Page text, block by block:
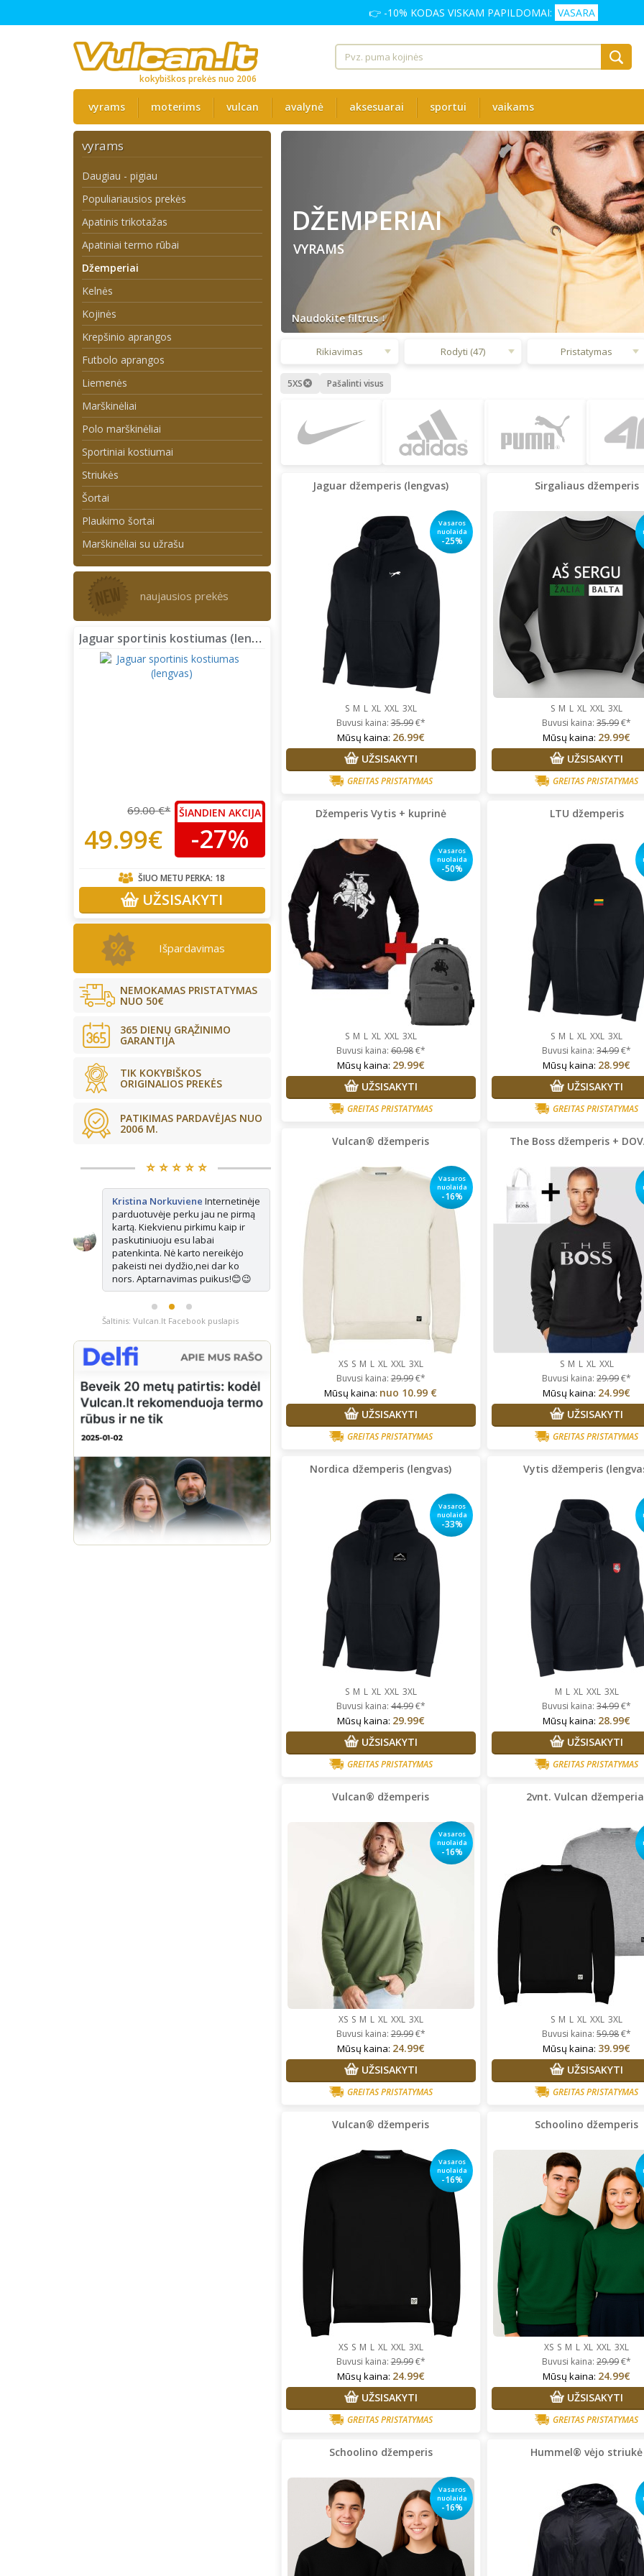
👉 -10% KODAS VISKAM PAPILDOMAI: VASARA
kokybiškos prekės nuo 2006
vyrams moterims vulcan avalynė aksesuarai sportui vaikams
vyrams
Daugiau - pigiau
Populiariausios prekės
Apatinis trikotažas
Apatiniai termo rūbai
Džemperiai
Kelnės
Kojinės
Krepšinio aprangos
Futbolo aprangos
Liemenės
Marškinėliai
Polo marškinėliai
Sportiniai kostiumai
Striukės
Šortai
Plaukimo šortai
Marškinėliai su užrašu
naujausios prekės
Jaguar sportinis kostiumas (lengvas)
69.00 €*
49.99€
ŠIANDIEN AKCIJA
-27%
ŠIUO METU PERKA: 18
UŽSISAKYTI
Išpardavimas
NEMOKAMAS PRISTATYMAS
NUO 50€
365 DIENŲ GRĄŽINIMO
GARANTIJA
TIK KOKYBIŠKOS
ORIGINALIOS PREKĖS
PATIKIMAS PARDAVĖJAS NUO
2006 M.
⭐️ ⭐️ ⭐️ ⭐️ ⭐️
Kristina Norkuviene Internetinėje
parduotuvėje perku jau ne pirmą
kartą. Kiekvienu pirkimu kaip ir
paskutiniuoju esu labai
patenkinta. Nė karto nereikėjo
pakeisti nei dydžio,nei dar ko
nors. Aptarnavimas puikus!😊😉
Jurgita Starkute Jasinskiene
aptarnavimas ,prekes kokybiskos
Vidija GuobaitėPrekės tikrai
kokybiškos, perku ne vienerius
metus. Tik su dydžiais vis
nepataikiau, bet visada paimu
pora dydžių, vietoje pasimatuoju
ir išsirenku kas labiausiai tinka.
Super!
Šaltinis: Vulcan.lt Facebook puslapis
Naudokite filtrus↓
DŽEMPERIAI
VYRAMS
Rikiavimas Rodyti (47) Pristatymas
5XS Pašalinti visus
Jaguar džemperis (lengvas)
Vasaros
nuolaida
-25%
S M L XL XXL 3XL
Buvusi kaina:35.99€*
Mūsų kaina: 26.99€
UŽSISAKYTI
GREITAS PRISTATYMAS
Sirgaliaus džemperis
S M L XL XXL 3XL
Buvusi kaina:35.99€*
Mūsų kaina: 29.99€
UŽSISAKYTI
GREITAS PRISTATYMAS
Džemperis Vytis + kuprinė
Vasaros
nuolaida
-50%
S M L XL XXL 3XL
Buvusi kaina:60.98€*
Mūsų kaina: 29.99€
UŽSISAKYTI
GREITAS PRISTATYMAS
LTU džemperis
S M L XL XXL 3XL
Buvusi kaina:34.99€*
Mūsų kaina: 28.99€
UŽSISAKYTI
GREITAS PRISTATYMAS
Vulcan® džemperis
Vasaros
nuolaida
-16%
XS S M L XL XXL 3XL
Buvusi kaina:29.99€*
Mūsų kaina: nuo 10.99 €
UŽSISAKYTI
GREITAS PRISTATYMAS
The Boss džemperis +
S M L XL XXL
Buvusi kaina:29.99€*
Mūsų kaina: 24.99€
UŽSISAKYTI
GREITAS PRISTATYMAS
Nordica džemperis (lengvas)
Vasaros
nuolaida
-33%
S M L XL XXL 3XL
Buvusi kaina:44.99€*
Mūsų kaina: 29.99€
UŽSISAKYTI
GREITAS PRISTATYMAS
Vytis džemperis
M L XL XXL 3XL
Buvusi kaina:34.99€*
Mūsų kaina: 28.99€
UŽSISAKYTI
GREITAS PRISTATYMAS
Vulcan® džemperis
Vasaros
nuolaida
-16%
XS S M L XL XXL 3XL
Buvusi kaina:29.99€*
Mūsų kaina: 24.99€
UŽSISAKYTI
GREITAS PRISTATYMAS
2vnt. Vulcan
S M L XL XXL 3XL
Buvusi kaina:59.98€*
Mūsų kaina: 39.99€
UŽSISAKYTI
GREITAS PRISTATYMAS
Vulcan® džemperis
Vasaros
nuolaida
-16%
XS S M L XL XXL 3XL
Buvusi kaina:29.99€*
Mūsų kaina: 24.99€
UŽSISAKYTI
GREITAS PRISTATYMAS
Schoolino džemperis
XS S M L XL XXL 3XL
Buvusi kaina:29.99€*
Mūsų kaina: 24.99€
UŽSISAKYTI
GREITAS PRISTATYMAS
Schoolino džemperis
Vasaros
nuolaida
-16%
Hummel® vėjo striukė